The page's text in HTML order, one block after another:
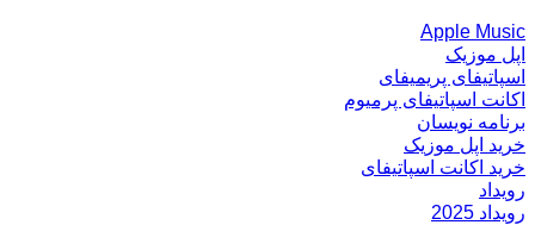
Apple Music
اپل موزیک
اسپاتیفای پریمیفای
اکانت اسپاتیفای پرمیوم
برنامه نویسان
خرید اپل موزیک
خرید اکانت اسپاتیفای
رویداد
رویداد 2025